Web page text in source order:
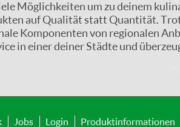
Möglichkeiten um zu deinem
auf Qualität statt Quantität.
Komponenten von regionalen
in einer deiner Städte und
Jobs Login Produktinformationen